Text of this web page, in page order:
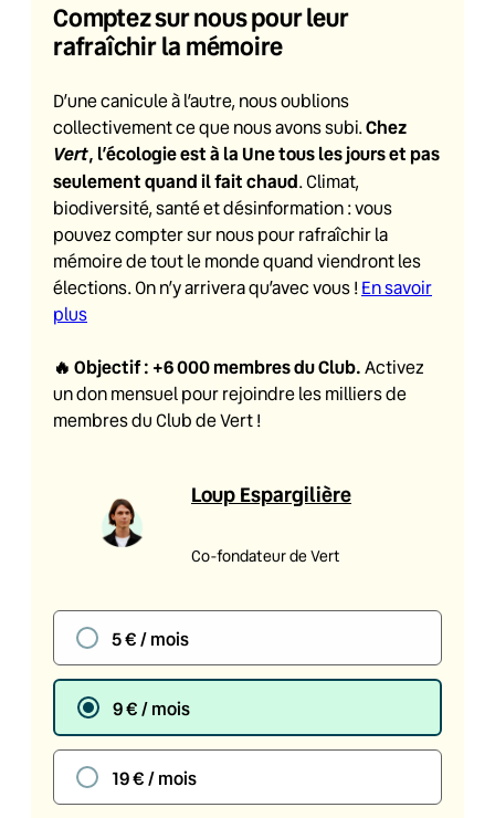
Comptez sur nous pour leur
rafraîchir la mémoire
D’une canicule à l’autre, nous oublions
collectivement ce que nous avons subi.Chez
Vert, l’écologie est à la Une tous les jours et pas
seulement quand il fait chaud. Climat,
biodiversité, santé et désinformation : vous
pouvez compter sur nous pour rafraîchir la
mémoire de tout le monde quand viendront les
élections. On n’y arrivera qu’avec vous ! En savoir
plus
🔥 Objectif : +6 000 membres du Club. Activez
un don mensuel pour rejoindre les milliers de
membres du Club de Vert !
Loup Espargilière
Co-fondateur de Vert
5 € / mois
9 € / mois
19 € / mois